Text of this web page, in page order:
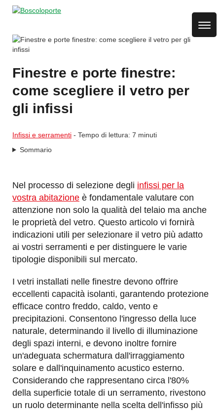
Skip
content
Finestre e porte finestre:
come scegliere il vetro per
gli infissi
Infissi e serramenti - Tempo di lettura: 7 minuti
Sommario
Nel processo di selezione degli infissi per la
vostra abitazione è fondamentale valutare con
attenzione non solo la qualità del telaio ma anche
le proprietà del vetro. Questo articolo vi fornirà
indicazioni utili per selezionare il vetro più adatto
ai vostri serramenti e per distinguere le varie
tipologie disponibili sul mercato.
I vetri installati nelle finestre devono offrire
eccellenti capacità isolanti, garantendo protezione
efficace contro freddo, caldo, vento e
precipitazioni. Consentono l'ingresso della luce
naturale, determinando il livello di illuminazione
degli spazi interni, e devono inoltre fornire
un'adeguata schermatura dall'irraggiamento
solare e dall'inquinamento acustico esterno.
Considerando che rappresentano circa l'80%
della superficie totale di un serramento, rivestono
un ruolo determinante nella scelta dell'infisso più